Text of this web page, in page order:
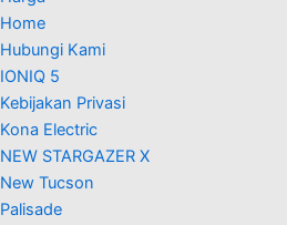
Home
Hubungi Kami
IONIQ 5
Kebijakan Privasi
Kona Electric
NEW STARGAZER X
New Tucson
Palisade